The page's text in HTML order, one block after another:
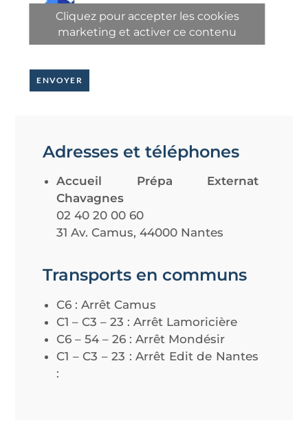
Cliquez pour accepter les cookies
marketing et activer ce contenu
ENVOYER
Adresses et téléphones
Accueil Prépa Externat
Chavagnes
02 40 20 00 60
31 Av. Camus, 44000 Nantes
Transports en communs
C6 : Arrêt Camus
C1 – C3 – 23 : Arrêt Lamoricière
C6 – 54 – 26 : Arrêt Mondésir
C1 – C3 – 23 : Arrêt Edit de Nantes
: